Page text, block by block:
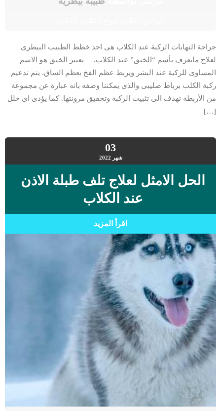
جراحة التهابات الركبة عند الكلاب هى احد خطط الطبيب البيطرى
لعلاج مايعرف بأسم “الخنق” عند الكلاب. يعتبر الخنق هو الاسم
المساوى للركبة عند البشر ويربط عظم الفخ بعظم الساق. يتم تدعيم
ركبة الكلب برباط صليبى والذى يمكننا وصفه بانه عبارة عن مجموعة
من الأربطة تهدف الى تثبيت الركبة وتحقيق مرونتها. كما يؤدى اى خلل
[…]
03
شهر 2022
الحل الامثل لعلاج تلف طبلة الاذن
عند الكلاب
اقرأ المزيد